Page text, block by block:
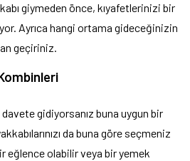
giymeden önce, kıyafetlerinizi bir
Ayrıca hangi ortama gideceğinizin
geçiriniz.
gidiyorsanız buna uygun bir
da buna göre seçmeniz
eğlence olabilir veya bir yemek